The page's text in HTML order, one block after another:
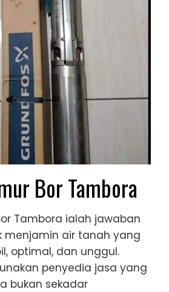
Bor Tambora
Tambora ialah jawaban
menjamin air tanah yang
optimal, dan unggul.
penyedia jasa yang
bukan sekadar